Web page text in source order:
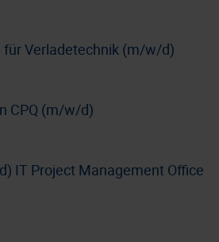
für Verladetechnik (m/w/d)
CPQ (m/w/d)
IT Project Management Office